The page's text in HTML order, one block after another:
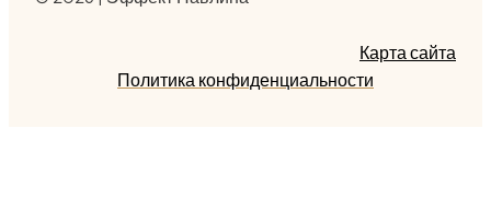
Карта сайта
Политика конфиденциальности